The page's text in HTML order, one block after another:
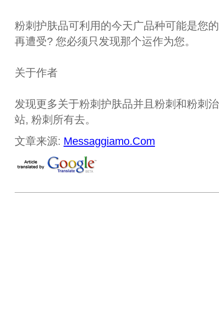
粉刺护肤品可利用的今天广品种可能是您
再遭受? 您必须只发现那个运作为您。
关于作者
发现更多关于粉刺护肤品并且粉刺和粉刺
站, 粉刺所有去。
文章来源: Messaggiamo.Com